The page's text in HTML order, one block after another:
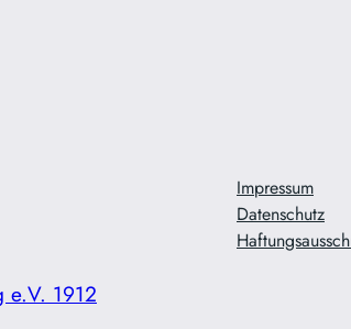
e.V. 1912
Impressum
Datenschutz